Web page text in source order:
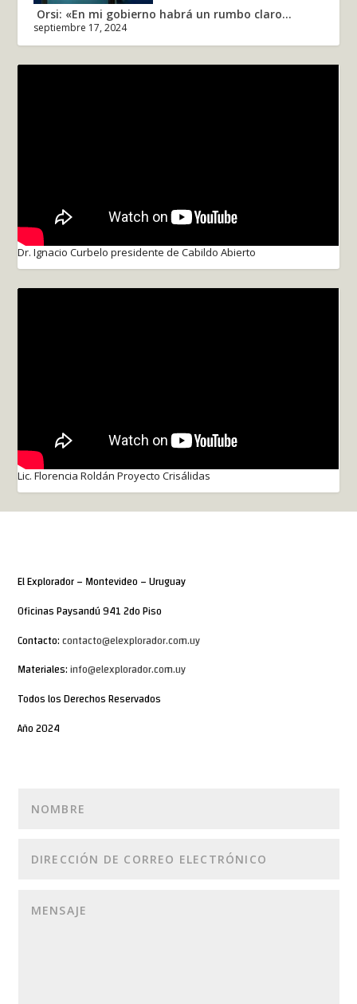
Orsi: «En mi gobierno habrá un rumbo claro...
septiembre 17, 2024
Dr. Ignacio Curbelo presidente de Cabildo Abierto
Lic. Florencia Roldán Proyecto Crisálidas
El Explorador – Montevideo – Uruguay
Oficinas Paysandú 941 2do Piso
Contacto:contacto@elexplorador.com.uy
Materiales:info@elexplorador.com.uy
Todos los Derechos Reservados
Año 2024